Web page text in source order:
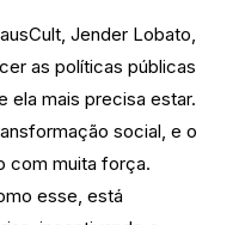
Jender Lobato,
as políticas públicas
ela mais precisa estar.
social, e o
com muita força.
esse, está